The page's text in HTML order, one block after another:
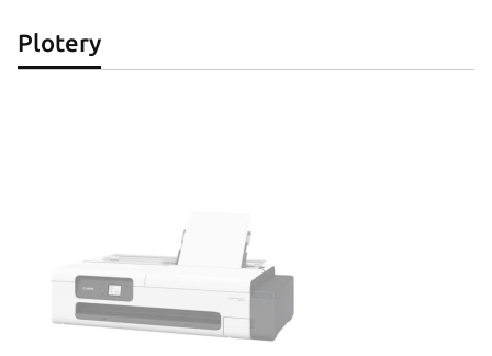
Plotery